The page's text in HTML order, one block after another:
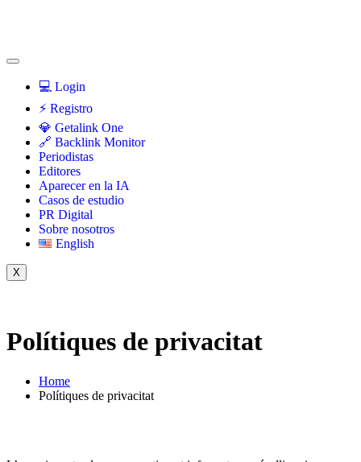
💻 Login
⚡️ Registro
💎 Getalink One
🔗 Backlink Monitor
Periodistas
Editores
Aparecer en la IA
Casos de estudio
PR Digital
Sobre nosotros
English
X
Polítiques de privacitat
Home
Polítiques de privacitat